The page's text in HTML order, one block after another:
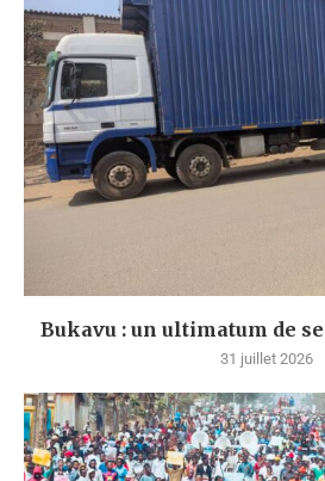
Bukavu : un ultimatum de
31 juillet 2026